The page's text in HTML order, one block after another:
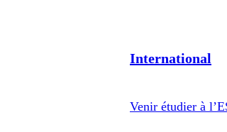
International
Venir étudier à